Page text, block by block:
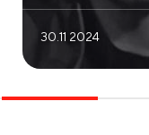
30.11 2024